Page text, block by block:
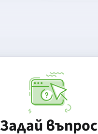
Задай въпрос